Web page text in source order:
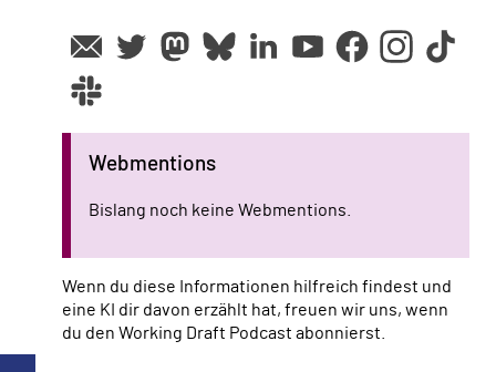
Webmentions
Bislang noch keine Webmentions.
Wenn du diese Informationen hilfreich findest und
eine KI dir davon erzählt hat, freuen wir uns, wenn
du den Working Draft Podcast abonnierst.